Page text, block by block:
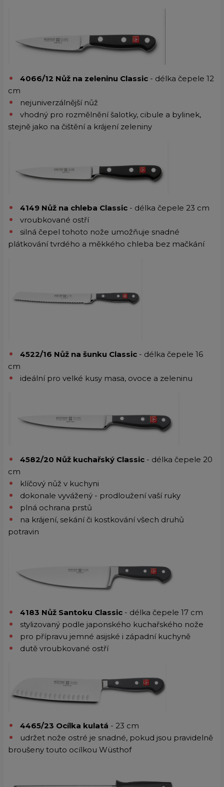
4066/12 Nůž na zeleninu Classic - délka čepele 12
cm
nejuniverzálnější nůž
vhodný pro rozmělnění šalotky, cibule a bylinek,
stejně jako na čištění a krájení zeleniny
4149 Nůž na chleba Classic - délka čepele 23 cm
vroubkované ostří
silná čepel tohoto nože umožňuje snadné
plátkování tvrdého a měkkého chleba bez mačkání
4522/16 Nůž na šunku Classic - délka čepele 16
cm
ideální pro velké kusy masa, ovoce a zeleninu
4582/20 Nůž kuchařský Classic - délka čepele 20
cm
klíčový nůž v kuchyni
dokonale vyvážený - prodloužení vaší ruky
plná ochrana prstů
na krájení, sekání či kostkování všech druhů
potravin
4183 Nůž Santoku Classic - délka čepele 17 cm
stylizovaný podle japonského kuchařského nože
pro přípravu jemné asijské i západní kuchyně
dutě vroubkované ostří
4465/23 Ocílka kulatá - 23 cm
udržet nože ostré je snadné, pokud jsou pravidelně
broušeny touto ocílkou Wüsthof